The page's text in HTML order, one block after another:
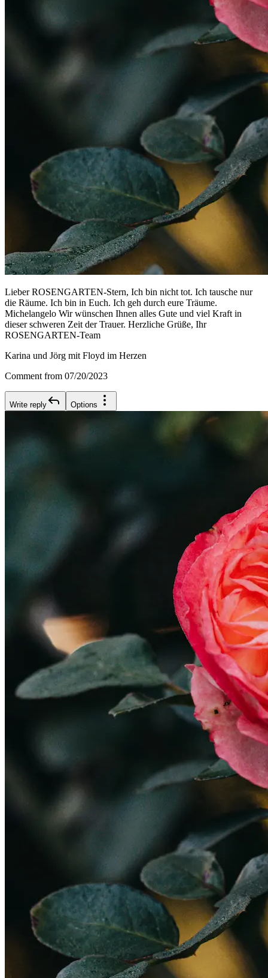
Lieber ROSENGARTEN-Stern, Ich bin nicht tot. Ich tausche nur
die Räume. Ich bin in Euch. Ich geh durch eure Träume.
Michelangelo Wir wünschen Ihnen alles Gute und viel Kraft in
dieser schweren Zeit der Trauer. Herzliche Grüße, Ihr
ROSENGARTEN-Team
Karina und Jörg mit Floyd im Herzen
Comment from 07/20/2023
Write reply Options